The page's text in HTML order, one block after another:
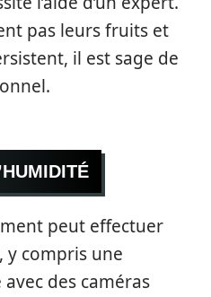
pas leurs fruits et
il est sage de
peut effectuer
y compris une
des caméras